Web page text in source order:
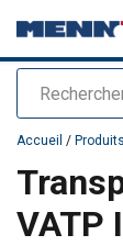
Rechercher
Ajouté au
Accueil / Produits
VATP